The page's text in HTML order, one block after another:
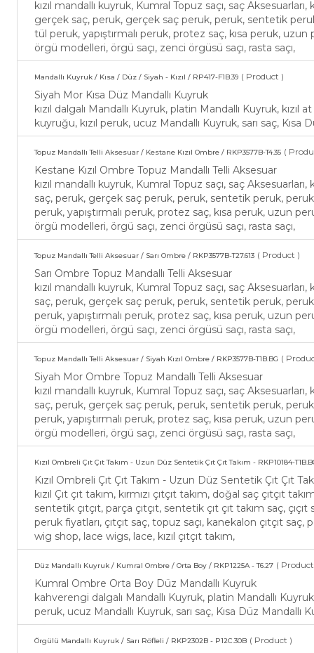
kızıl mandallı kuyruk, Kumral Topuz saçı, saç
gerçek saç, peruk, gerçek saç peruk, peruk, sentetik
tül peruk, yapıştırmalı peruk, protez saç, kısa peruk,
örgü modelleri, örgü saçı, zenci örgüsü saçı, rasta saçı,
Mandallı Kuyruk / Kısa / Düz / Siyah - Kızıl / RP417-F1B.39 ( Product )
Siyah Mor Kısa Düz Mandallı Kuyruk
kızıl dalgalı Mandallı Kuyruk, platin Mandallı Kuyruk,
kuyruğu, kızıl peruk, ucuz Mandallı Kuyruk, sarı saç,
Topuz Mandallı Telli Aksesuar / Kestane Kızıl Ombre / RKP3577B-T4.35 (
Kestane Kızıl Ombre Topuz Mandallı Telli Aksesuar
kızıl mandallı kuyruk, Kumral Topuz saçı, saç
saç, peruk, gerçek saç peruk, peruk, sentetik peruk,
peruk, yapıştırmalı peruk, protez saç, kısa peruk, uzun
örgü modelleri, örgü saçı, zenci örgüsü saçı, rasta saçı,
Topuz Mandallı Telli Aksesuar / Sarı Ombre / RKP3577B-T27.613 ( Product )
Sarı Ombre Topuz Mandallı Telli Aksesuar
kızıl mandallı kuyruk, Kumral Topuz saçı, saç
saç, peruk, gerçek saç peruk, peruk, sentetik peruk,
peruk, yapıştırmalı peruk, protez saç, kısa peruk, uzun
örgü modelleri, örgü saçı, zenci örgüsü saçı, rasta saçı,
Topuz Mandallı Telli Aksesuar / Siyah Kızıl Ombre / RKP3577B-T1B.BG (
Siyah Mor Ombre Topuz Mandallı Telli Aksesuar
kızıl mandallı kuyruk, Kumral Topuz saçı, saç
saç, peruk, gerçek saç peruk, peruk, sentetik peruk,
peruk, yapıştırmalı peruk, protez saç, kısa peruk, uzun
örgü modelleri, örgü saçı, zenci örgüsü saçı, rasta saçı,
Kızıl Ombreli Çıt Çıt Takım - Uzun Düz Sentetik Çıt Çıt Takım - RKP10184-
Kızıl Ombreli Çıt Çıt Takım - Uzun Düz Sentetik Çıt Çıt
kızıl Çıt çıt takım, kırmızı çıtçıt takım, doğal saç çıtçıt
sentetik çıtçıt, parça çıtçıt, sentetik çıt çıt takım saç,
peruk fiyatları, çıtçıt saç, topuz saçı, kanekalon çıtçıt saç,
wig shop, lace wigs, lace, kızıl çıtçıt takım,
Düz Mandallı Kuyruk / Kumral Ombre / Orta Boy / RKP1225A - T6.27 (
Kumral Ombre Orta Boy Düz Mandallı Kuyruk
kahverengi dalgalı Mandallı Kuyruk, platin Mandallı
peruk, ucuz Mandallı Kuyruk, sarı saç, Kısa Düz
Örgülü Mandallı Kuyruk / Sarı Röfleli / RKP2302B - P12C.30B ( Product )